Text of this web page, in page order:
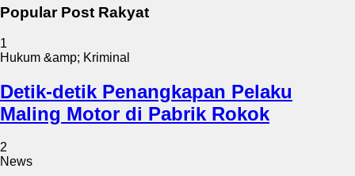
Popular Post Rakyat
1
Hukum &amp; Kriminal
Detik-detik Penangkapan Pelaku
Maling Motor di Pabrik Rokok
2
News